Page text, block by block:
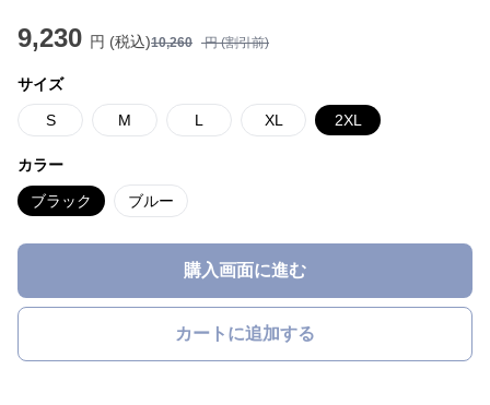
9,230 円 (税込)10,260 円 (割引前)
サイズ
S M L XL 2XL
カラー
ブラック ブルー
購入画面に進む
カートに追加する